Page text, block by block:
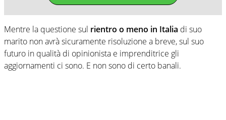
Mentre la questione sul rientro o meno in Italia di suo
marito non avrà sicuramente risoluzione a breve, sul suo
futuro in qualità di opinionista e imprenditrice gli
aggiornamenti ci sono. E non sono di certo banali.